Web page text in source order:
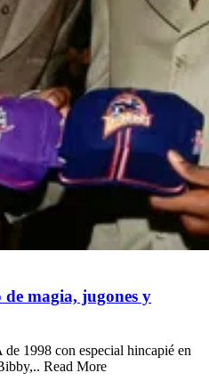
magia, jugones y
1998 con especial hincapié en
Read More